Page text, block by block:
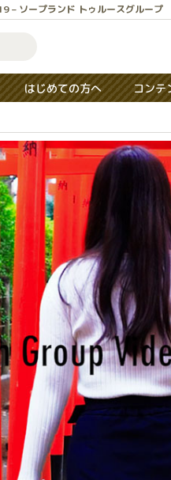
ープランド トゥルースグループ
はじめての方へ コンテ